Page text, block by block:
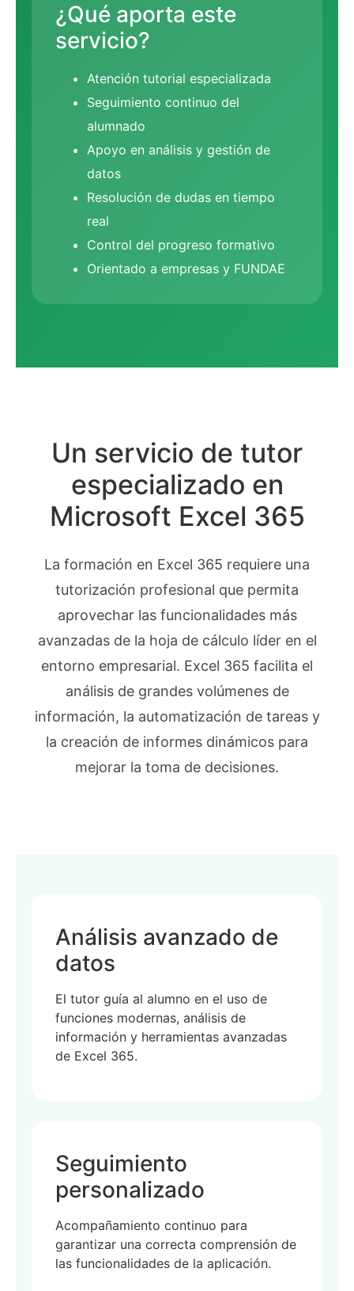
¿Qué aporta este
servicio?
Atención tutorial especializada
Seguimiento continuo del
alumnado
Apoyo en análisis y gestión de
datos
Resolución de dudas en tiempo
real
Control del progreso formativo
Orientado a empresas y FUNDAE
Un servicio de tutor
especializado en
Microsoft Excel 365
La formación en Excel 365 requiere una
tutorización profesional que permita
aprovechar las funcionalidades más
avanzadas de la hoja de cálculo líder en el
entorno empresarial. Excel 365 facilita el
análisis de grandes volúmenes de
información, la automatización de tareas y
la creación de informes dinámicos para
mejorar la toma de decisiones.
Análisis avanzado de
datos
El tutor guía al alumno en el uso de
funciones modernas, análisis de
información y herramientas avanzadas
de Excel 365.
Seguimiento
personalizado
Acompañamiento continuo para
garantizar una correcta comprensión de
las funcionalidades de la aplicación.